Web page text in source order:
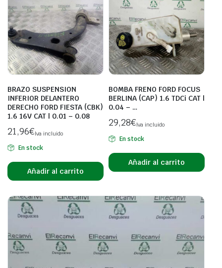
BRAZO SUSPENSION
INFERIOR DELANTERO
DERECHO FORD FIESTA (CBK)
1.6 16V CAT | 0.01 – 0.08
21,96€Iva incluido
En stock
Añadir al carrito
BOMBA FRENO FORD FOCUS
BERLINA (CAP) 1.6 TDCi CAT |
0.04 – …
29,28€Iva incluido
En stock
Añadir al carrito